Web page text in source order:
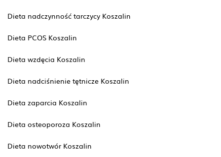
Dieta nadczynność tarczycy Koszalin
Dieta PCOS Koszalin
Dieta wzdęcia Koszalin
Dieta nadciśnienie tętnicze Koszalin
Dieta zaparcia Koszalin
Dieta osteoporoza Koszalin
Dieta nowotwór Koszalin